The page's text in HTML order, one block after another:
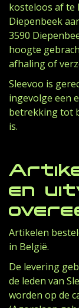
kosteloos af te
Diepenbeek
3590
hoogte
afhaling of
Sleevoo is
ingevolge een
betrekking tot
is.
en
Artikelen
in België.
De levering
de leden van
worden op de